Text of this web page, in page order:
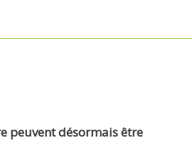
peuvent désormais être